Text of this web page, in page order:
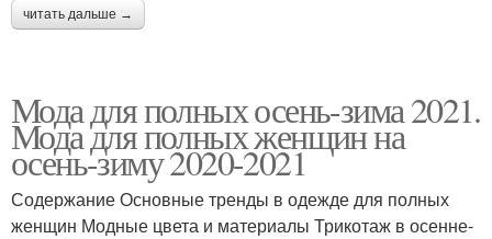
читать дальше →
Мода для полных осень-зима 2021.
Мода для полных женщин на
осень-зиму 2020-2021
Содержание Основные тренды в одежде для полных
женщин Модные цвета и материалы Трикотаж в осенне-